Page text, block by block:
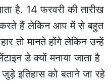
है. 14 फरवरी की तारीख
करते हैं लेकिन आप में से बहुत
तो मानते होंगे लेकिन उन्हें
डे क्यों मनाया जाता है
इतिहास को बताने जा रहे